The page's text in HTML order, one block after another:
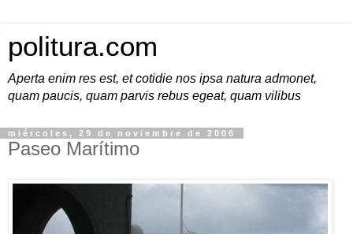
politura.com
Aperta enim res est, et cotidie nos ipsa natura admonet,
quam paucis, quam parvis rebus egeat, quam vilibus
miércoles, 29 de noviembre de 2006
Paseo Marítimo